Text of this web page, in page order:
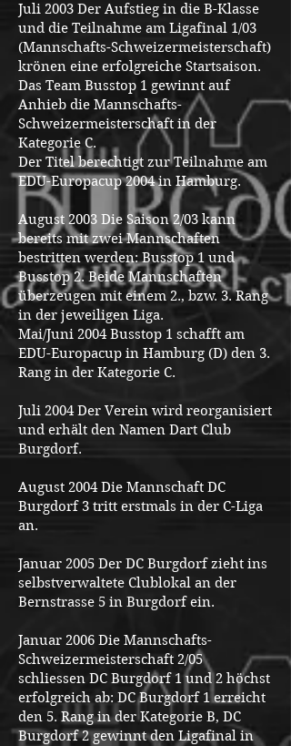
Juli 2003 Der Aufstieg in die B-Klasse
und die Teilnahme am Ligafinal 1/03
(Mannschafts-Schweizermeisterschaft)
krönen eine erfolgreiche Startsaison.
Das Team Busstop 1 gewinnt auf
Anhieb die Mannschafts-
Schweizermeisterschaft in der
Kategorie C.
Der Titel berechtigt zur Teilnahme am
EDU-Europacup 2004 in Hamburg.
August 2003 Die Saison 2/03 kann
bereits mit zwei Mannschaften
bestritten werden: Busstop 1 und
Busstop 2. Beide Mannschaften
überzeugen mit einem 2., bzw. 3. Rang
in der jeweiligen Liga.
Mai/Juni 2004 Busstop 1 schafft am
EDU-Europacup in Hamburg (D) den 3.
Rang in der Kategorie C.
Juli 2004 Der Verein wird reorganisiert
und erhält den Namen Dart Club
Burgdorf.
August 2004 Die Mannschaft DC
Burgdorf 3 tritt erstmals in der C-Liga
an.
Januar 2005 Der DC Burgdorf zieht ins
selbstverwaltete Clublokal an der
Bernstrasse 5 in Burgdorf ein.
Januar 2006 Die Mannschafts-
Schweizermeisterschaft 2/05
schliessen DC Burgdorf 1 und 2 höchst
erfolgreich ab: DC Burgdorf 1 erreicht
den 5. Rang in der Kategorie B, DC
Burgdorf 2 gewinnt den Ligafinal in